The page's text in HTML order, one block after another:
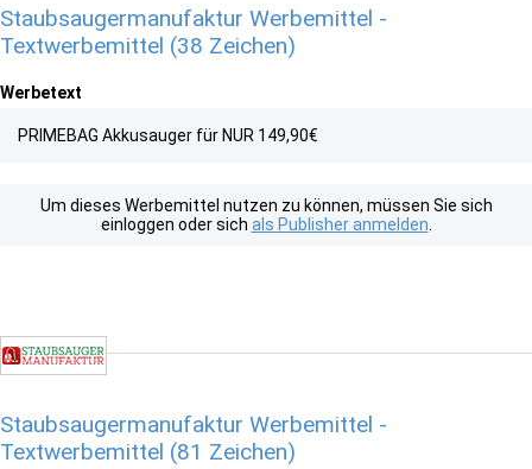
Staubsaugermanufaktur Werbemittel -
Textwerbemittel (38 Zeichen)
Werbetext
PRIMEBAG Akkusauger für NUR 149,90€
Um dieses Werbemittel nutzen zu können, müssen Sie sich
einloggen oder sich als Publisher anmelden
Staubsaugermanufaktur Werbemittel -
Textwerbemittel (81 Zeichen)